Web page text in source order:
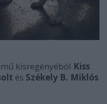
kisregényéból Kiss
és Székely B. Miklós